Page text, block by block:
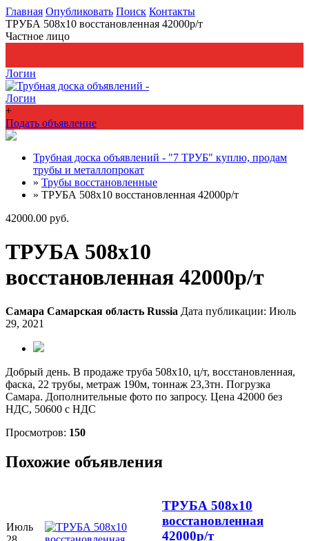
Главная Опубликовать Поиск Контакты
ТРУБА 508х10 восстановленная 42000р/т
Частное лицо
Логин
Логин
+
Подать объявление
Трубная доска объявлений - "7 ТРУБ" куплю, продам
трубы и металлопрокат
» Трубы восстановленные
» ТРУБА 508х10 восстановленная 42000р/т
42000.00 руб.
ТРУБА 508х10
восстановленная 42000р/т
Самара Самарская область Russia Дата публикации: Июль
29, 2021
Добрый день. В продаже труба 508х10, ц/т, восстановленная,
фаска, 22 трубы, метраж 190м, тоннаж 23,3тн. Погрузка
Самара. Дополнительные фото по запросу. Цена 42000 без
НДС, 50600 с НДС
Просмотров: 150
Похожие объявления
Июль
ТРУБА 508х10
восстановленная
42000р/т